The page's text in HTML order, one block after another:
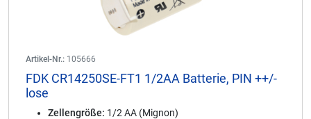
Artikel-Nr.: 105666
FDK CR14250SE-FT1 1/2AA Batterie, PIN ++/-
lose
Zellengröße: 1/2 AA (Mignon)